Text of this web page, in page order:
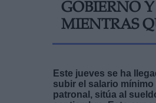
GOBIERNO
MIENTRAS
Este jueves se ha
subir el salario
patronal, sitúa al
link
Información adicional
link